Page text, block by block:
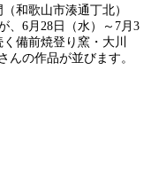
和歌山市湊通丁北）
、6月28日（水）～7月3
備前焼登り窯・大川
んの作品が並びます。